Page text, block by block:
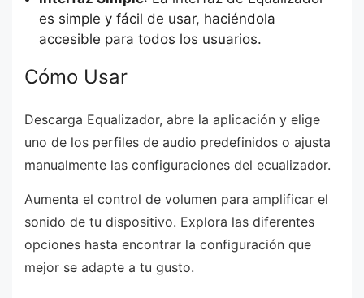
es simple y fácil de usar, haciéndola
accesible para todos los usuarios.
Cómo Usar
Descarga Equalizador, abre la aplicación y elige
uno de los perfiles de audio predefinidos o ajusta
manualmente las configuraciones del ecualizador.
Aumenta el control de volumen para amplificar el
sonido de tu dispositivo. Explora las diferentes
opciones hasta encontrar la configuración que
mejor se adapte a tu gusto.